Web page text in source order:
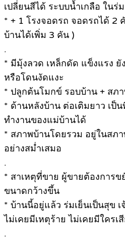
เปลี่ยนสีได้ ระบบน้ำเกลือ ในร่
* + 1 โรงจอดรถ จอดรถได้ 2
บ้านได้เพิ่ม 3 คัน )
.
* มีมุ้งลวด เหล็กดัด แข็งแรง
หรือโดนงัดแงะ
* ปลูกต้นโมกข์ รอบบ้าน + สภ
* ด้านหลังบ้าน ต่อเติมยาว เป็
ทำงานของแม่บ้านได้
* สภาพบ้านโดยรวม อยู่ในสภ
อย่างสม่ำเสมอ
.
* สาเหตุที่ขาย ผู้ขายต้องการ
ขนาดกว้างขึ้น
* บ้านนี้อยู่แล้ว ร่มเย็นเป็นสุข เ
ไม่เคยมีเหตุร้าย ไม่เคยมีใครเ
.